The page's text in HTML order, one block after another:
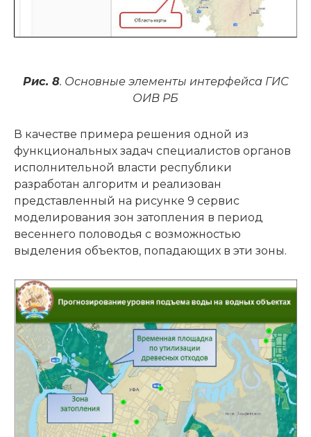
Рис. 8. Основные элементы интерфейса ГИС
ОИВ РБ
В качестве примера решения одной из
функциональных задач специалистов органов
исполнительной власти республики
разработан алгоритм и реализован
представленный на рисунке 9 сервис
моделирования зон затопления в период
весеннего половодья с возможностью
выделения объектов, попадающих в эти зоны.